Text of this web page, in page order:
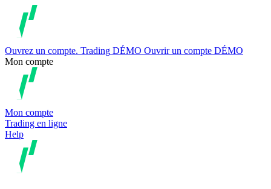
Ouvrez un compte. Trading DÉMO Ouvrir un compte DÉMO
Mon compte
Mon compte
Trading en ligne
Help